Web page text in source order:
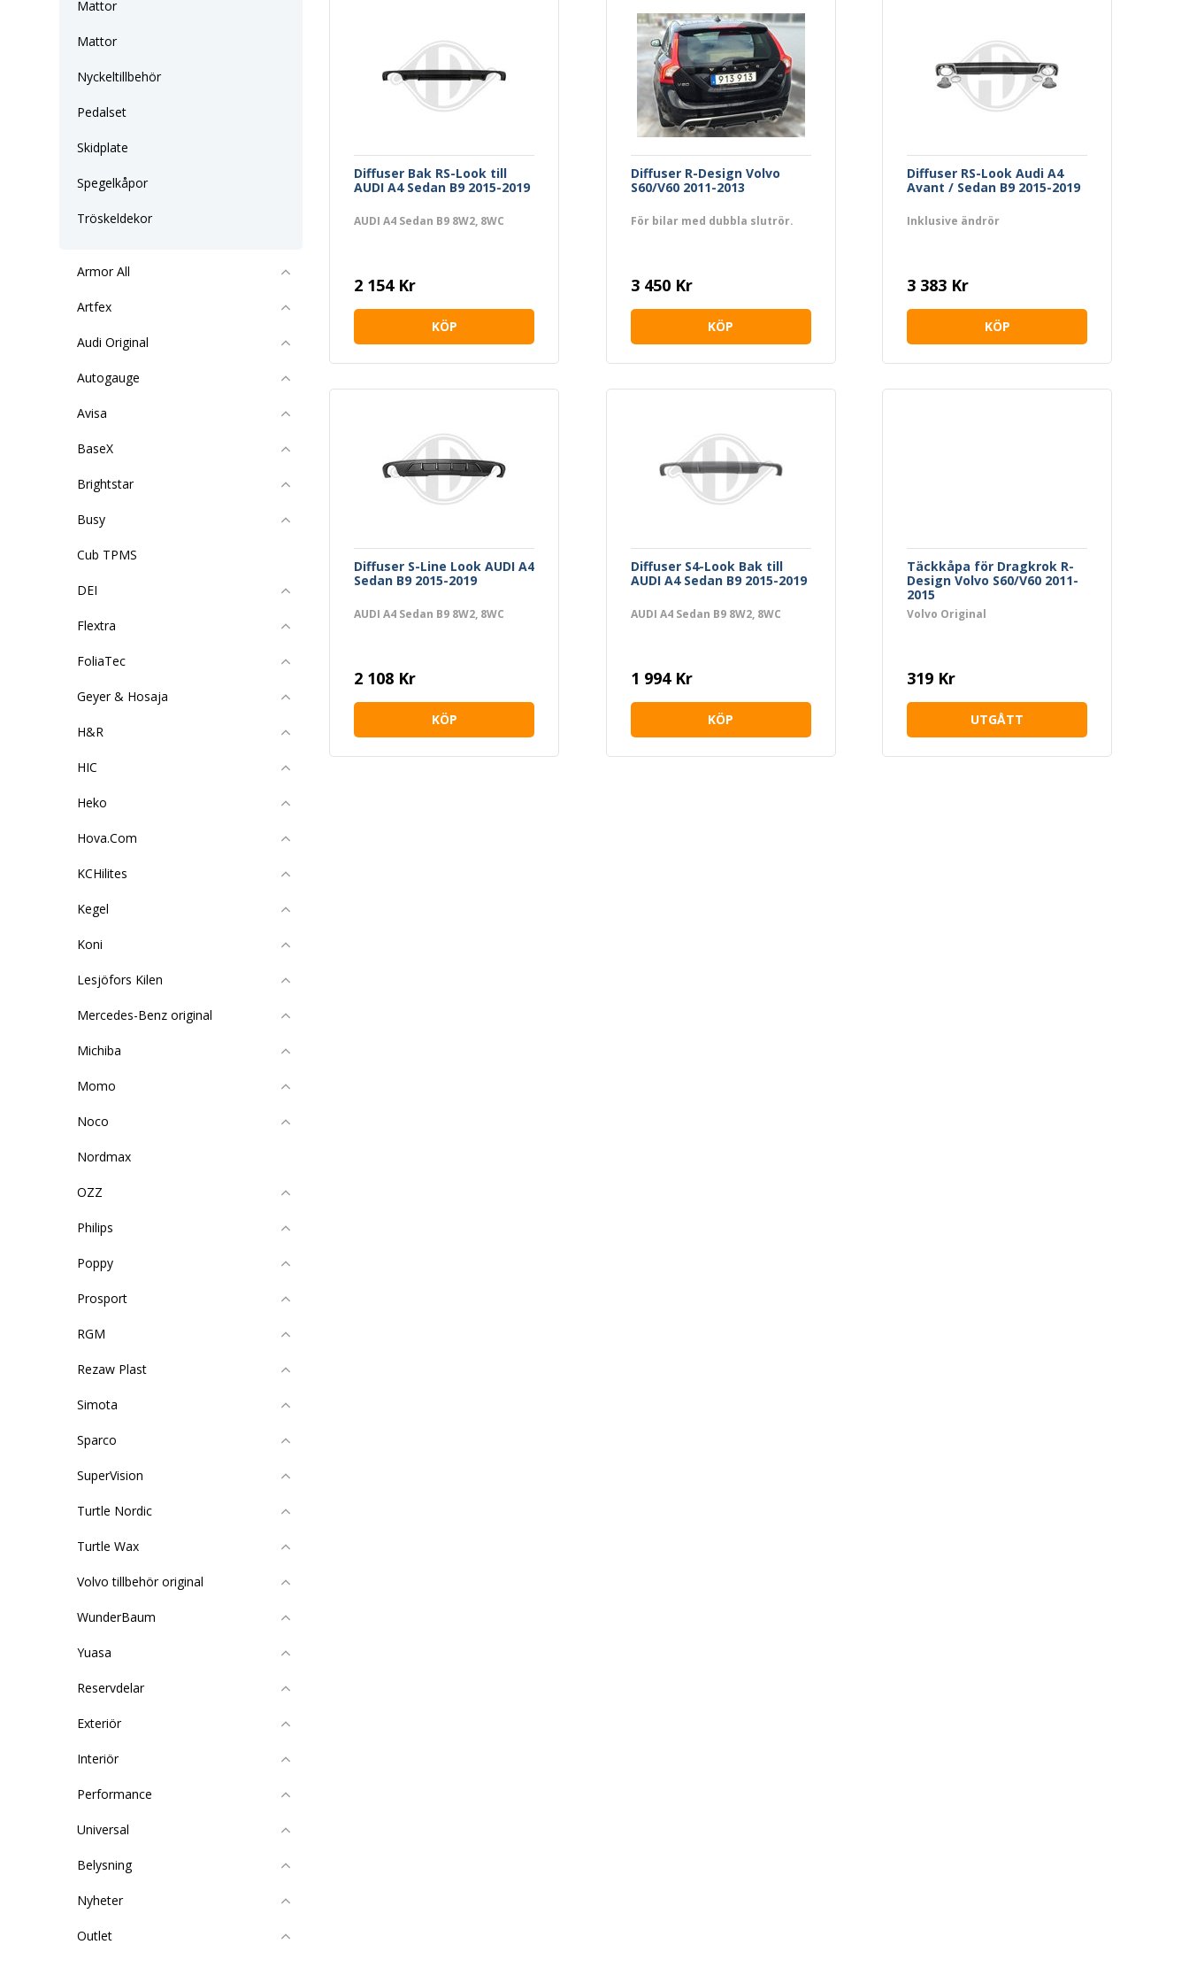
Mattor
Mattor
Nyckeltillbehör
Pedalset
Skidplate
Spegelkåpor
Tröskeldekor
Armor All
Artfex
Audi Original
Autogauge
Avisa
BaseX
Brightstar
Busy
Cub TPMS
DEI
Flextra
FoliaTec
Geyer & Hosaja
H&R
HIC
Heko
Hova.Com
KCHilites
Kegel
Koni
Lesjöfors Kilen
Mercedes-Benz original
Michiba
Momo
Noco
Nordmax
OZZ
Philips
Poppy
Prosport
RGM
Rezaw Plast
Simota
Sparco
SuperVision
Turtle Nordic
Turtle Wax
Volvo tillbehör original
WunderBaum
Yuasa
Reservdelar
Exteriör
Interiör
Performance
Universal
Belysning
Nyheter
Outlet
Diffuser Bak RS-Look till
AUDI A4 Sedan B9 2015-2019
AUDI A4 Sedan B9 8W2, 8WC
2 154 Kr
KÖP
Diffuser R-Design Volvo
S60/V60 2011-2013
För bilar med dubbla slutrör.
3 450 Kr
KÖP
Diffuser RS-Look Audi A4
Avant / Sedan B9 2015-2019
Inklusive ändrör
3 383 Kr
KÖP
Diffuser S-Line Look AUDI A4
Sedan B9 2015-2019
AUDI A4 Sedan B9 8W2, 8WC
2 108 Kr
KÖP
Diffuser S4-Look Bak till
AUDI A4 Sedan B9 2015-2019
AUDI A4 Sedan B9 8W2, 8WC
1 994 Kr
KÖP
Täckkåpa för Dragkrok R-
Design Volvo S60/V60 2011-
2015
Volvo Original
319 Kr
UTGÅTT